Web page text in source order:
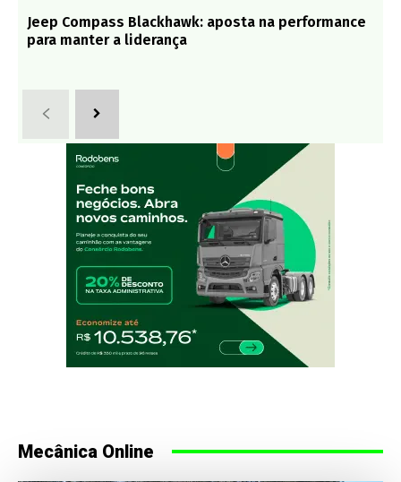
Jeep Compass Blackhawk: aposta na performance
para manter a liderança
Mecânica Online